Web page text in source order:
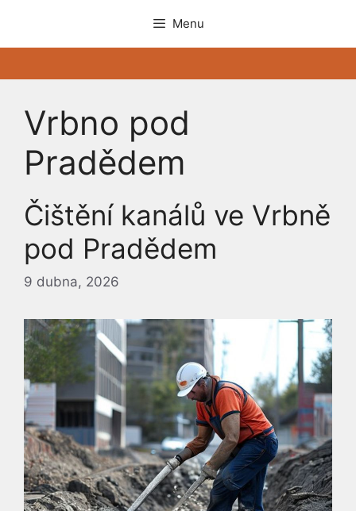
obsah
Menu
Vrbno pod
Pradědem
Čištění kanálů ve Vrbně
pod Pradědem
9 dubna, 2026